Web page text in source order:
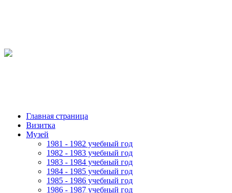
Главная страница
Визитка
Музей
1981 - 1982 учебный год
1982 - 1983 учебный год
1983 - 1984 учебный год
1984 - 1985 учебный год
1985 - 1986 учебный год
1986 - 1987 учебный год